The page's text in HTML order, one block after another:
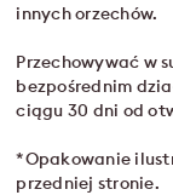
innych orzechów.
Przechowywać w
bezpośrednim
ciągu 30 dni od
*Opakowanie
przedniej stronie.